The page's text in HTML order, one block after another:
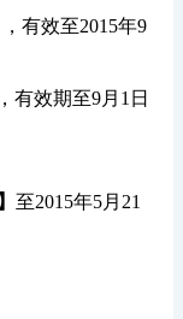
，有效至2015年9
，有效期至9月1日
至2015年5月21